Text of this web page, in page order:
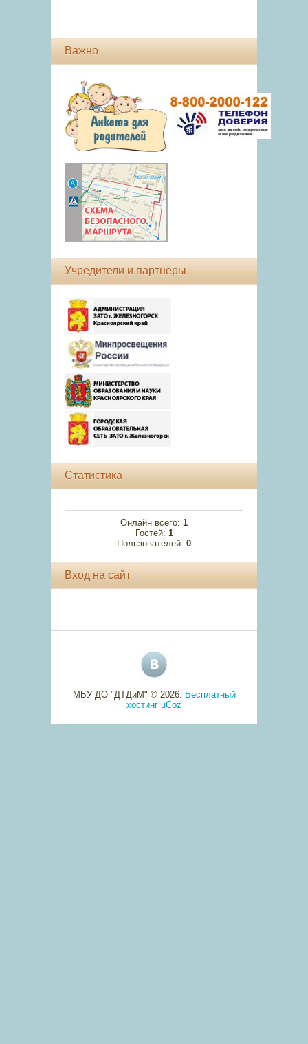
Важно
Учредители и партнёры
Статистика
Онлайн всего: 1
Гостей: 1
Пользователей: 0
Вход на сайт
МБУ ДО "ДТДиМ" © 2026. Бесплатный
хостинг uCoz